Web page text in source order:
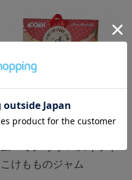
こけもものジャム